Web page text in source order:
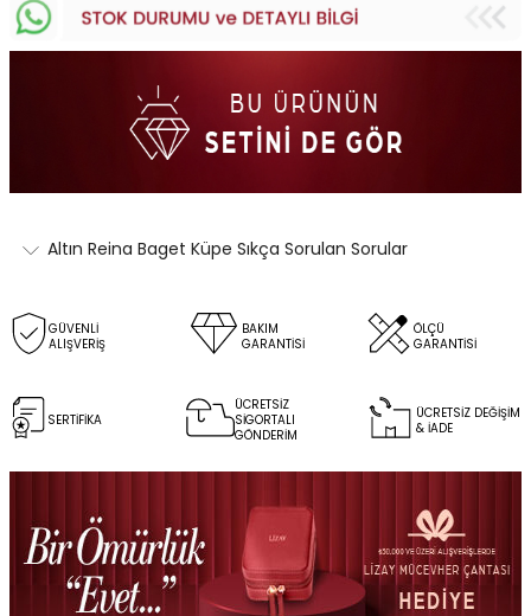
Altın Reina Baget Küpe Sıkça Sorulan Sorular
GÜVENLİ
ALIŞVERİŞ
BAKIM
GARANTİSİ
ÖLÇÜ
GARANTİSİ
SERTİFİKA
ÜCRETSİZ
SİGORTALI
GÖNDERİM
ÜCRETSİZ DEĞİŞİM
& İADE